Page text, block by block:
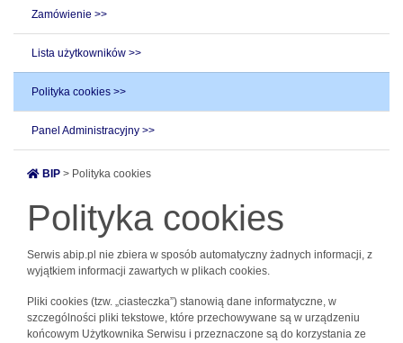
Zamówienie >>
Lista użytkowników >>
Polityka cookies >>
Panel Administracyjny >>
BIP > Polityka cookies
Polityka cookies
Serwis abip.pl nie zbiera w sposób automatyczny żadnych informacji, z
wyjątkiem informacji zawartych w plikach cookies.
Pliki cookies (tzw. „ciasteczka”) stanowią dane informatyczne, w
szczególności pliki tekstowe, które przechowywane są w urządzeniu
końcowym Użytkownika Serwisu i przeznaczone są do korzystania ze